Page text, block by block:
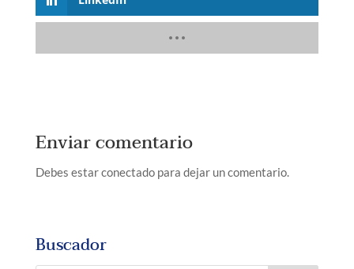
Enviar comentario
Debes estar conectado para dejar un comentario.
Buscador